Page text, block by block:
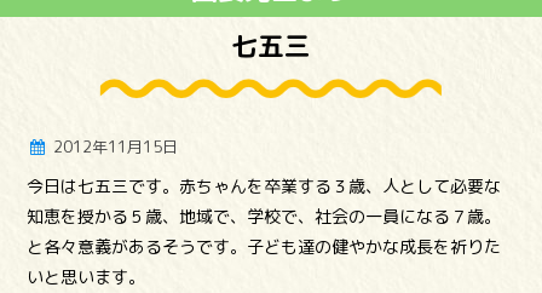
七五三
2012年11月15日
今日は七五三です。赤ちゃんを卒業する３歳、人として必要な
知恵を授かる５歳、地域で、学校で、社会の一員になる７歳。
と各々意義があるそうです。子ども達の健やかな成長を祈りた
いと思います。